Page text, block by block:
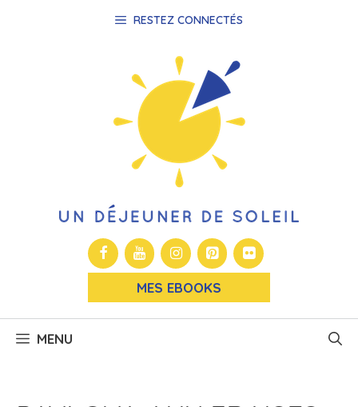
RESTEZ CONNECTÉS
MES EBOOKS
MENU